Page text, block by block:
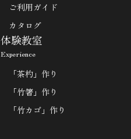
ご利用ガイド
カタログ
体験教室
Experience
「茶杓」作り
「竹箸」作り
「竹カゴ」作り